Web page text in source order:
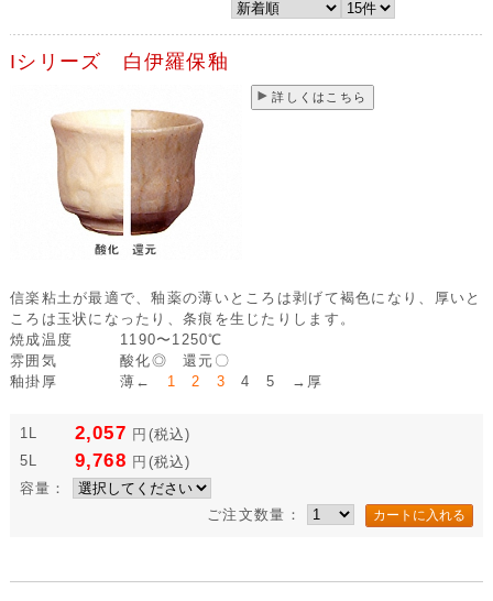
Iシリーズ 白伊羅保釉
詳しくはこちら
信楽粘土が最適で、釉薬の薄いところは剥げて褐色になり、厚いと
ころは玉状になったり、条痕を生じたりします。
焼成温度
1190〜1250℃
雰囲気
酸化◎ 還元〇
釉掛厚
薄← 1 2 3 4 5 →厚
1L 2,057 円 (税込)
5L
9,768 円 (税込)
容量：
ご注文数量：